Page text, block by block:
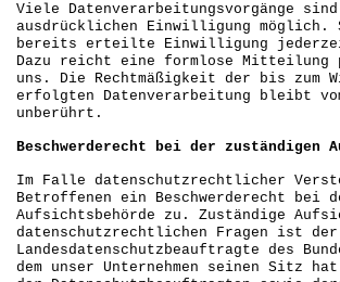
Viele Datenverarbeitungsvorgänge
ausdrücklichen Einwilligung möglich.
bereits erteilte Einwilligung
Dazu reicht eine formlose Mitteilung
uns. Die Rechtmäßigkeit der bis zum
erfolgten Datenverarbeitung bleibt
unberührt.
Beschwerderecht bei der zuständigen
Im Falle datenschutzrechtlicher
Betroffenen ein Beschwerderecht bei
Aufsichtsbehörde zu. Zuständige
datenschutzrechtlichen Fragen ist der
Landesdatenschutzbeauftragte des
dem unser Unternehmen seinen Sitz